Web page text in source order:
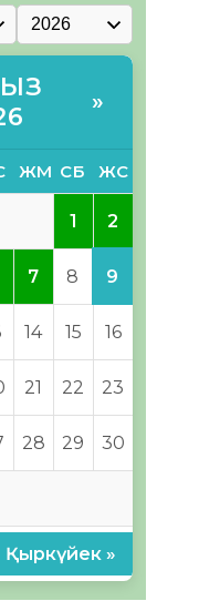
»
ЖМ СБ ЖС
1 2
7 8 9
14 15 16
21 22 23
28 29 30
Қыркүйек »